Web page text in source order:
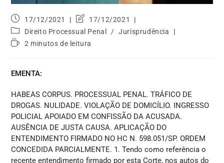
17/12/2021
17/12/2021
Direito Processual Penal
/ Jurisprudência
2 minutos de leitura
EMENTA:
HABEAS CORPUS. PROCESSUAL PENAL. TRÁFICO DE
DROGAS. NULIDADE. VIOLAÇÃO DE DOMICÍLIO. INGRESSO
POLICIAL APOIADO EM CONFISSÃO DA ACUSADA.
AUSÊNCIA DE JUSTA CAUSA. APLICAÇÃO DO
ENTENDIMENTO FIRMADO NO HC N. 598.051/SP. ORDEM
CONCEDIDA PARCIALMENTE. 1. Tendo como referência o
recente entendimento firmado por esta Corte, nos autos do